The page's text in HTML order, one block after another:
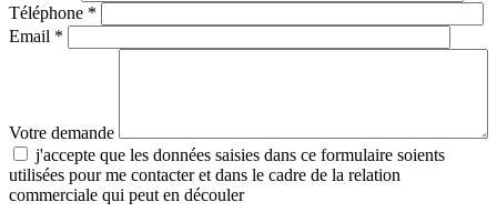
Téléphone *
Email *
Votre demande
j'accepte que les données saisies dans ce formulaire soients
utilisées pour me contacter et dans le cadre de la relation
commerciale qui peut en découler